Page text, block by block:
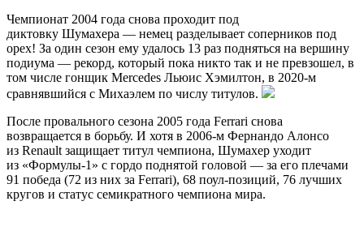
Чемпионат 2004 года снова проходит под
диктовку Шумахера — немец разделывает соперников под
орех! За один сезон ему удалось 13 раз подняться на вершину
подиума — рекорд, который пока никто так и не превзошел, в
том числе гонщик Mercedes Льюис Хэмилтон, в 2020-м
сравнявшийся с Михаэлем по числу титулов.
После провального сезона 2005 года Ferrari снова
возвращается в борьбу. И хотя в 2006-м Фернандо Алонсо
из Renault защищает титул чемпиона, Шумахер уходит
из «Формулы-1» с гордо поднятой головой — за его плечами
91 победа (72 из них за Ferrari), 68 поул-позиций, 76 лучших
кругов и статус семикратного чемпиона мира.